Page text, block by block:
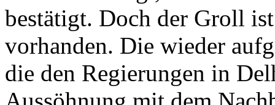
bestätigt. Doch der Groll
vorhanden. Die wieder
die den Regierungen in